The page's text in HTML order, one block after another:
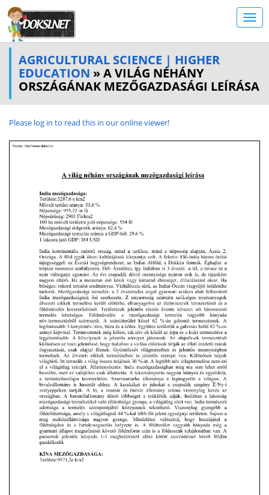
AGRICULTURAL SCIENCE | HIGHER
EDUCATION » A VILÁG NÉHÁNY
ORSZÁGÁNAK MEZŐGAZDASÁGI LEÍRÁSA
Please log in to read this in our online viewer!